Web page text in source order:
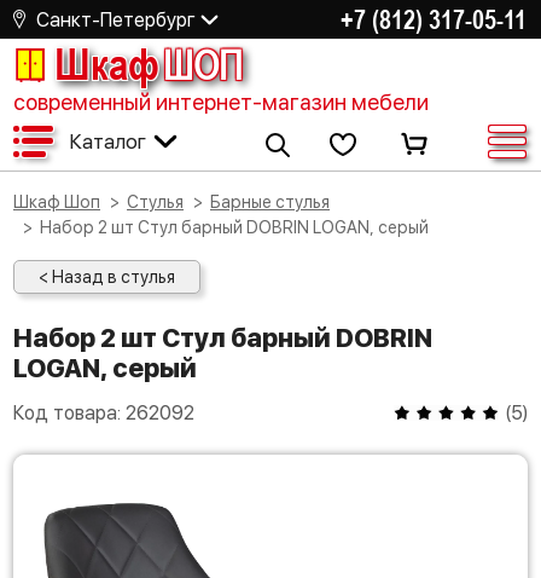
Санкт-Петербург +7 (812) 317-05-11
ШкафШОП
современный интернет-магазин мебели
Каталог
Шкаф Шоп Стулья
Барные стулья
Набор 2 шт Стул барный DOBRIN LOGAN, серый
< Назад в стулья
Набор 2 шт Стул барный DOBRIN
LOGAN, серый
Код товара: 262092 (5)